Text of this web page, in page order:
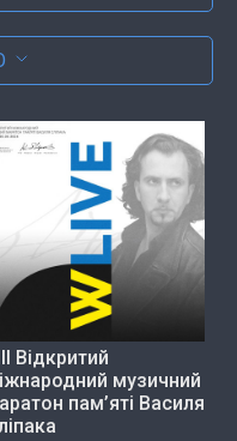
Відкритий
музичний
пам’яті Василя